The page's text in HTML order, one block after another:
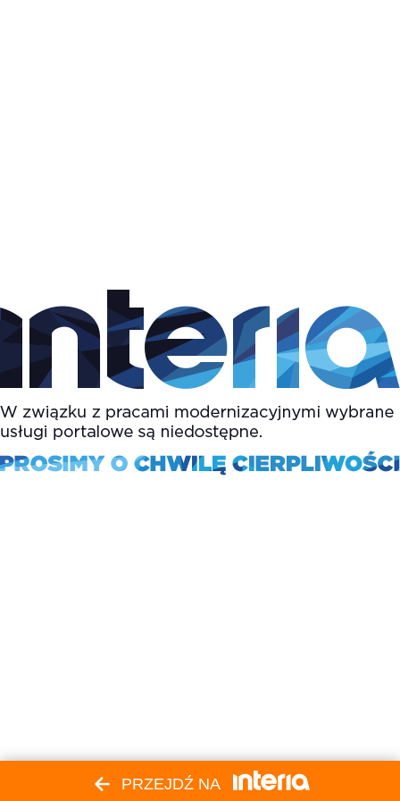
PRZEJDŹ NA